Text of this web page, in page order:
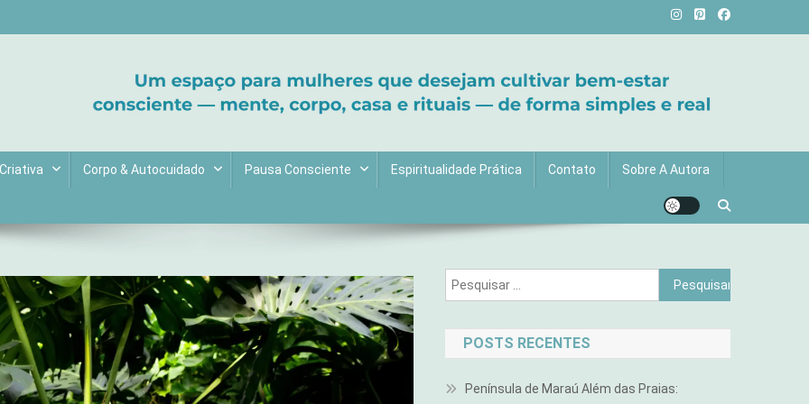
Corpo & Autocuidado Pausa Consciente Espiritualidade Prática Contato Sobre A Autora
Pesquisar
por:
POSTS RECENTES
Península de Maraú Além das Praias: